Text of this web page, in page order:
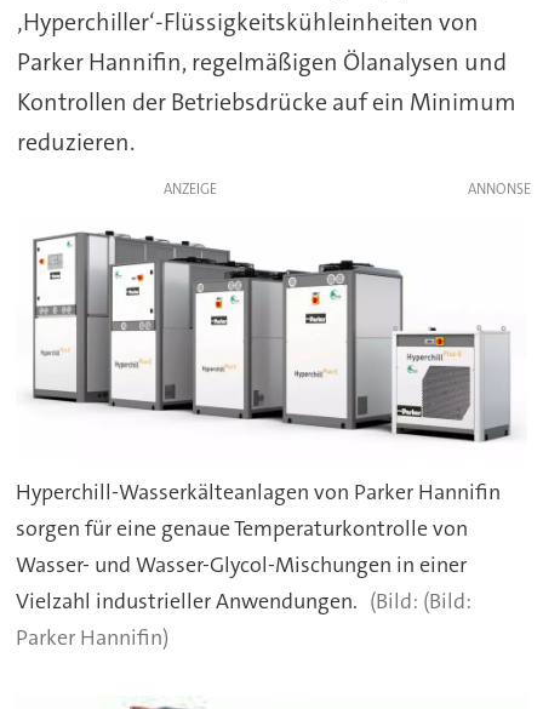
‚Hyperchiller‘-Flüssigkeitskühleinheiten von
Parker Hannifin, regelmäßigen Ölanalysen und
Kontrollen der Betriebsdrücke auf ein Minimum
reduzieren.
ANZEIGE
Hyperchill-Wasserkälteanlagen von Parker Hannifin
sorgen für eine genaue Temperaturkontrolle von
Wasser- und Wasser-Glycol-Mischungen in einer
Vielzahl industrieller Anwendungen.
(Bild:
Parker Hannifin)